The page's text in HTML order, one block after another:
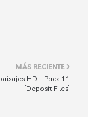
MÁS RECIENTE
HD - Pack 11
[Deposit Files]